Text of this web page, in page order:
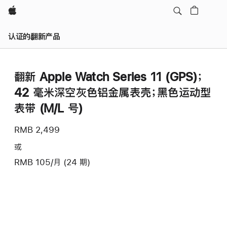
Apple
认证的翻新产品
翻新 Apple Watch Series 11 (GPS)；
42 毫米深空灰色铝金属表壳；黑色运动型
表带 (M/L 号)
RMB 2,499
或
RMB 105/月 (24 期)